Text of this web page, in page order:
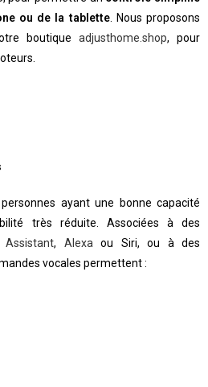
ou de la tablette. Nous proposons
boutique adjusthome.shop, pour
ayant une bonne capacité
très réduite. Associées à des
Assistant, Alexa ou Siri, ou à des
vocales permettent :